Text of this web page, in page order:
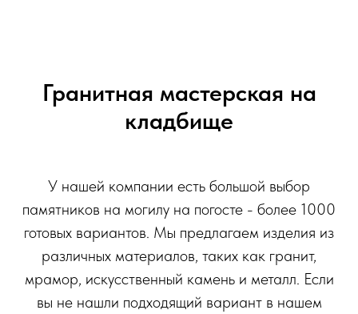
Гранитная мастерская на
кладбище
У нашей компании есть большой выбор
памятников на могилу на погосте - более 1000
готовых вариантов. Мы предлагаем изделия из
различных материалов, таких как гранит,
мрамор, искусственный камень и металл. Если
вы не нашли подходящий вариант в нашем